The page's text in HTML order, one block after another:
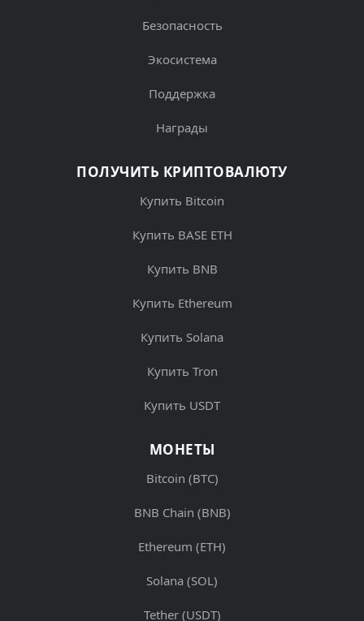
Безопасность
Экосистема
Поддержка
Награды
ПОЛУЧИТЬ КРИПТОВАЛЮТУ
Купить Bitcoin
Купить BASE ETH
Купить BNB
Купить Ethereum
Купить Solana
Купить Tron
Купить USDT
МОНЕТЫ
Bitcoin (BTC)
BNB Chain (BNB)
Ethereum (ETH)
Solana (SOL)
Tether (USDT)